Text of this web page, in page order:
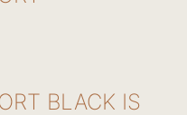
BLACK IS